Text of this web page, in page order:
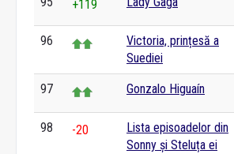
+119
96
Victoria, prințesă a
Suediei
97 Gonzalo Higuaín
98 -20
Lista episoadelor din
Sonny și Steluța ei